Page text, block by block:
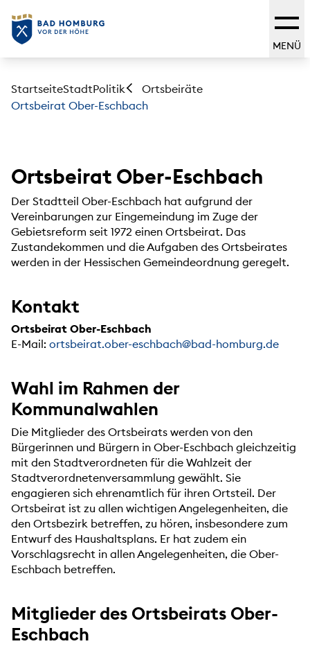
MENÜ
StartseiteStadtPolitik
Ortsbeiräte
Ortsbeirat Ober-Eschbach
Ortsbeirat Ober-Eschbach
Der Stadtteil Ober-Eschbach hat aufgrund der
Vereinbarungen zur Eingemeindung im Zuge der
Gebietsreform seit 1972 einen Ortsbeirat. Das
Zustandekommen und die Aufgaben des Ortsbeirates
werden in der Hessischen Gemeindeordnung geregelt.
Kontakt
Ortsbeirat Ober-Eschbach
E-Mail: ortsbeirat.ober-eschbach@bad-homburg.de
Wahl im Rahmen der
Kommunalwahlen
Die Mitglieder des Ortsbeirats werden von den
Bürgerinnen und Bürgern in Ober-Eschbach gleichzeitig
mit den Stadtverordneten für die Wahlzeit der
Stadtverordnetenversammlung gewählt. Sie
engagieren sich ehrenamtlich für ihren Ortsteil. Der
Ortsbeirat ist zu allen wichtigen Angelegenheiten, die
den Ortsbezirk betreffen, zu hören, insbesondere zum
Entwurf des Haushaltsplans. Er hat zudem ein
Vorschlagsrecht in allen Angelegenheiten, die Ober-
Eschbach betreffen.
Mitglieder des Ortsbeirats Ober-
Eschbach